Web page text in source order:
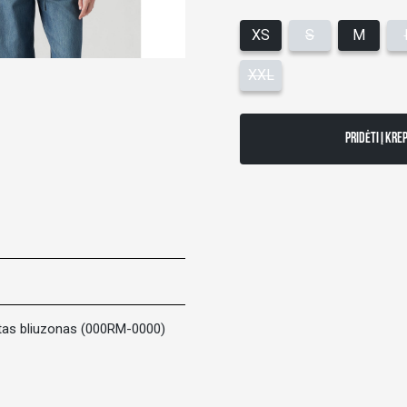
XS S M
XXL
PRIDĖTI Į
bliuzonas (000RM-0000)